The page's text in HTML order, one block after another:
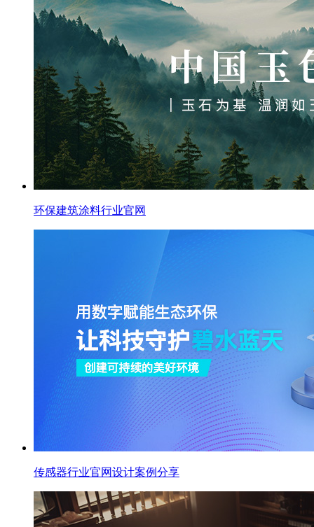
环保建筑涂料行业官网
传感器行业官网设计案例分享